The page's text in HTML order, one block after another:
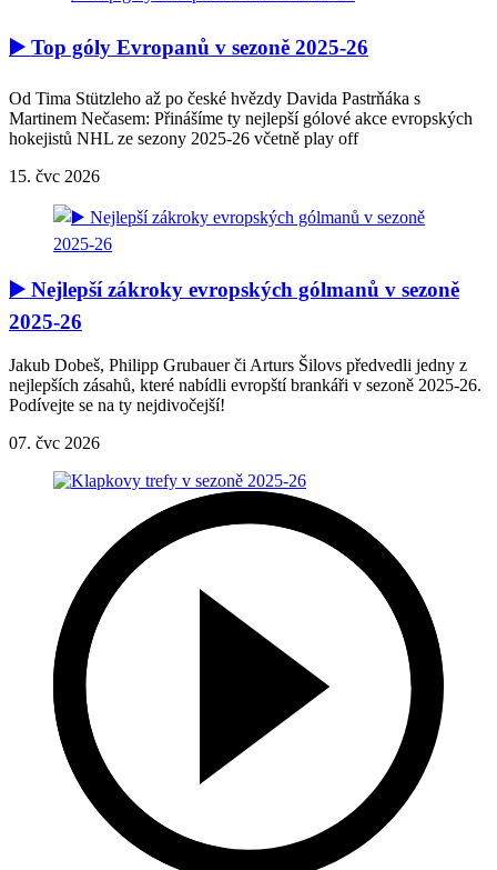
▶️ Top góly Evropanů v sezoně 2025-26
Od Tima Stützleho až po české hvězdy Davida Pastrňáka s
Martinem Nečasem: Přinášíme ty nejlepší gólové akce evropských
hokejistů NHL ze sezony 2025-26 včetně play off
15. čvc 2026
▶️ Nejlepší zákroky evropských gólmanů v sezoně
2025-26
Jakub Dobeš, Philipp Grubauer či Arturs Šilovs předvedli jedny z
nejlepších zásahů, které nabídli evropští brankáři v sezoně 2025-26.
Podívejte se na ty nejdivočejší!
07. čvc 2026